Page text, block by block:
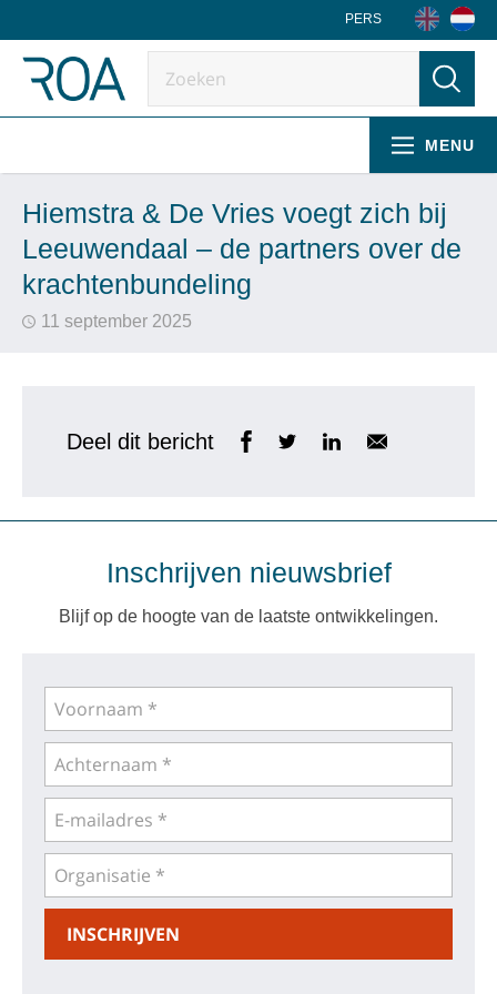
PERS
MENU
Hiemstra & De Vries voegt zich bij
Leeuwendaal – de partners over de
krachtenbundeling
11 september 2025
Deel dit bericht
Inschrijven nieuwsbrief
Blijf op de hoogte van de laatste ontwikkelingen.